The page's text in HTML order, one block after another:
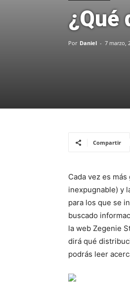
¿Qué
Por Daniel - 7 marzo,
Compartir
Cada vez es
inexpugnable) y
para los que se
buscado
la web Zegenie
dirá qué
podrás leer